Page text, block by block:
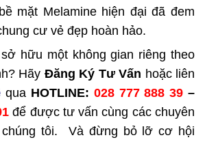
mặt Melamine hiện đại đã đem
cư vẻ đẹp hoàn hảo.
hữu một không gian riêng theo
Hãy Đăng Ký Tư Vấn hoặc liên
qua HOTLINE: 028 777 888 39 –
để được tư vấn cùng các chuyên
chúng tôi. Và đừng bỏ lỡ cơ hội